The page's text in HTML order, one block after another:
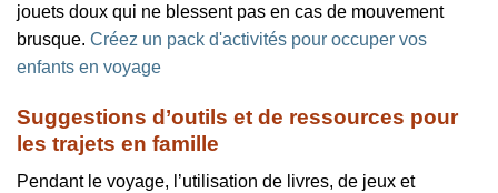
jouets doux qui ne blessent pas en cas de mouvement
brusque. Créez un pack d'activités pour occuper vos
enfants en voyage
Suggestions d’outils et de ressources pour
les trajets en famille
Pendant le voyage, l’utilisation de livres, de jeux et